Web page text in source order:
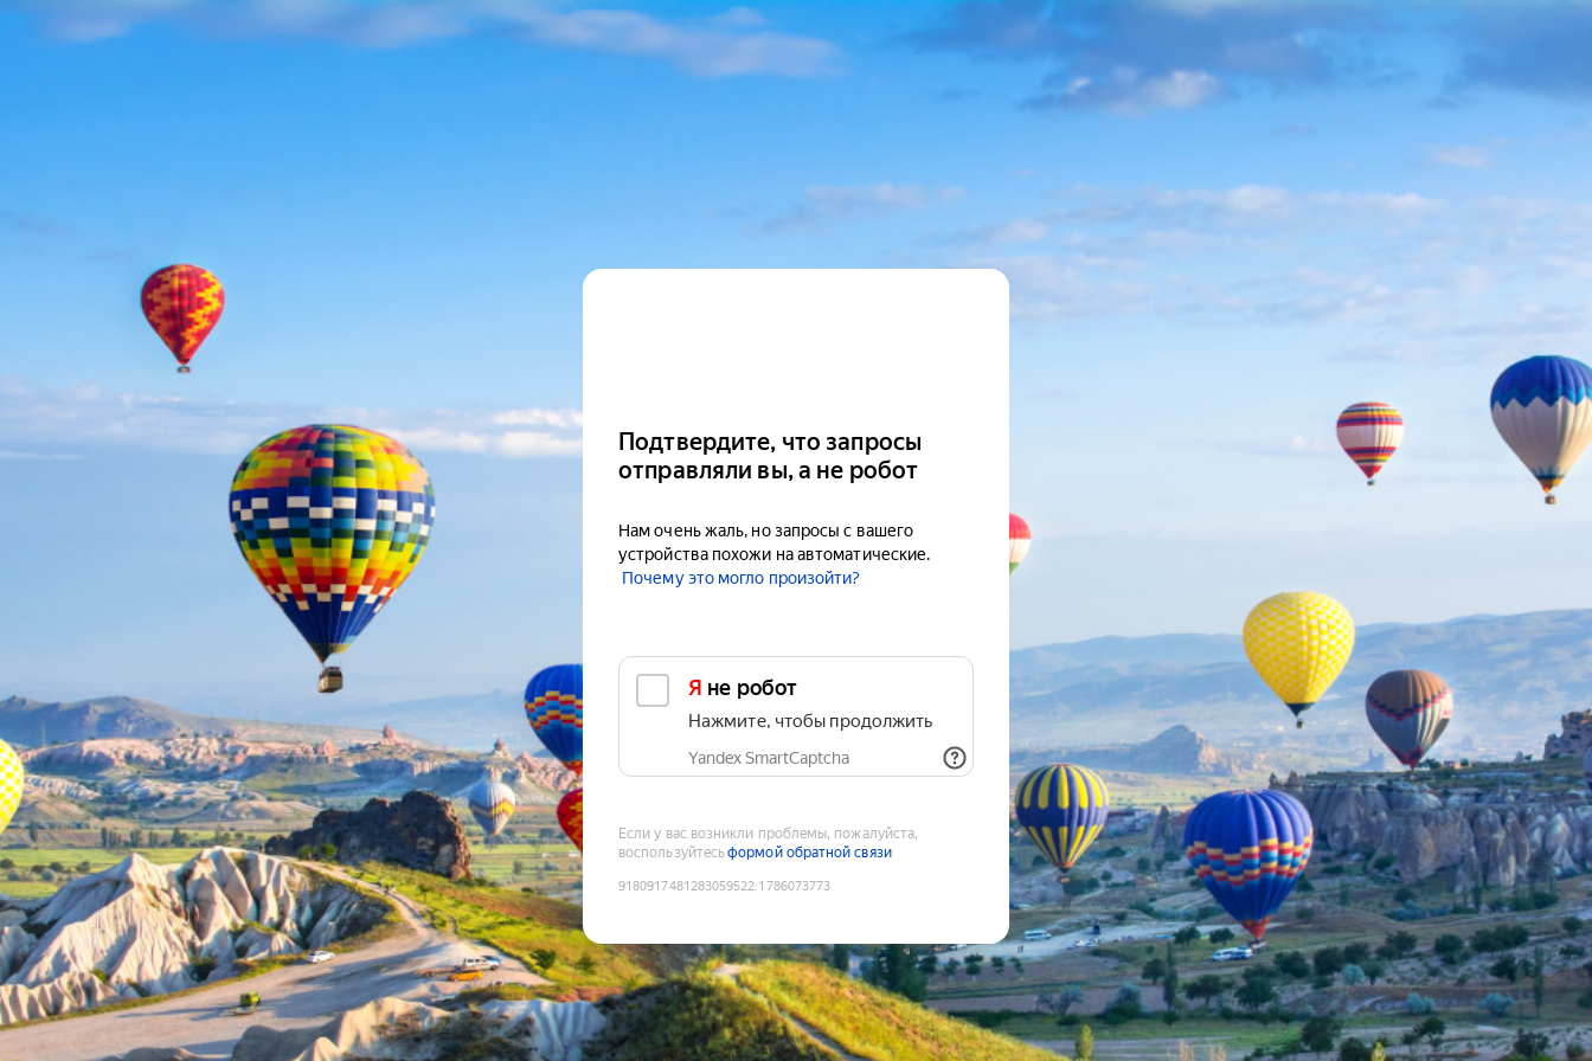
Подтвердите, что запросы
отправляли вы, а не робот
Нам очень жаль, но запросы с вашего
устройства похожи на автоматические.
Почему это могло произойти?
Я не робот
Нажмите, чтобы продолжить
Yandex SmartCaptcha
Если у вас возникли проблемы, пожалуйста,
воспользуйтесьформой обратной связи
9180917481283059522:1786073773